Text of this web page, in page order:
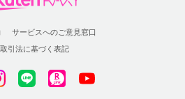
サービスへのご意見窓口
引法に基づく表記